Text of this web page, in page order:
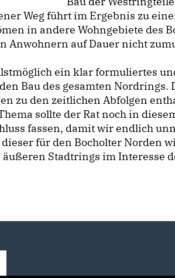
Weg führt im Ergebnis zu
in andere Wohngebiete des
Anwohnern auf Dauer nicht
ein klar formuliertes
Bau des gesamten Nordrings.
zu den zeitlichen Abfolgen
sollte der Rat noch in
fassen, damit wir endlich
für den Bocholter Norden
äußeren Stadtrings im Interesse